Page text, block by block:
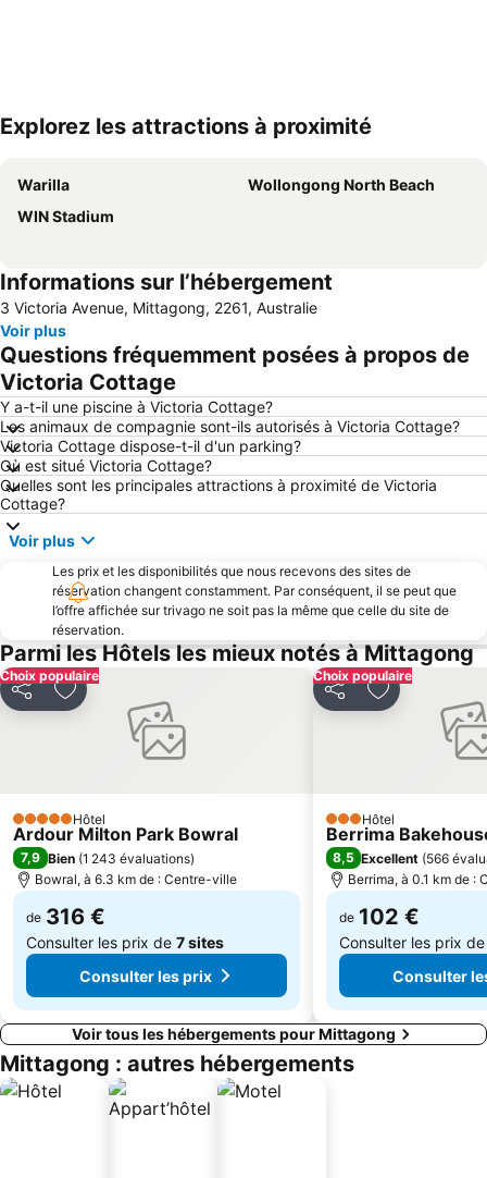
Explorez les attractions à proximité
Warilla
Wollongong North Beach
WIN Stadium
Informations sur l’hébergement
3 Victoria Avenue, Mittagong, 2261, Australie
Voir plus
Questions fréquemment posées à propos de
Victoria Cottage
Y a-t-il une piscine à Victoria Cottage?
Les animaux de compagnie sont-ils autorisés à Victoria Cottage?
Victoria Cottage dispose-t-il d'un parking?
Où est situé Victoria Cottage?
Quelles sont les principales attractions à proximité de Victoria
Cottage?
Voir plus
Les prix et les disponibilités que nous recevons des sites de
réservation changent constamment. Par conséquent, il se peut que
l’offre affichée sur trivago ne soit pas la même que celle du site de
réservation.
Parmi les Hôtels les mieux notés à Mittagong
Choix populaire
PartagerAjouter à mes favoris
5 ÉtoilesHôtel
Ardour Milton Park Bowral
7,9 Bien (1 243 évaluations)
Bowral, à 6.3 km de : Centre-ville
de 316 €
Consulter les prix de 7 sites
Consulter les prix
Choix populaire
PartagerAjouter à
3 Étoiles
Hôtel
Berrima
8,5 Excellent (566
Berrima, à 0.1 km de :
de 102 €
Consulter les prix
Consulter
Voir tous les hébergements pour Mittagong
Mittagong : autres hébergements